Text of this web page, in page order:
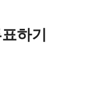
하기